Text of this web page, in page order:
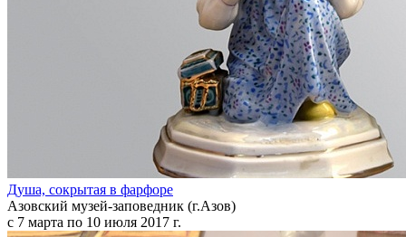
Душа, сокрытая в фарфоре
Азовский музей-заповедник (г.Азов)
с 7 марта по 10 июля 2017 г.